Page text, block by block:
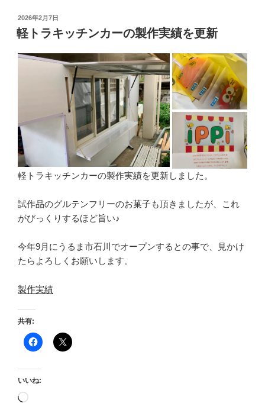
投
稿
日:
2026年2月7日
軽トラキッチンカーの製作実績を更新
軽トラキッチンカーの製作実績を更新しました。
試作品のグルテンフリーのお菓子も頂きましたが、これ
がびっくりするほど旨い♪
今年9月にうるま市石川でオープンするとの事で、見かけ
たらよろしくお願いします。
製作実績
共有:
いいね:
読